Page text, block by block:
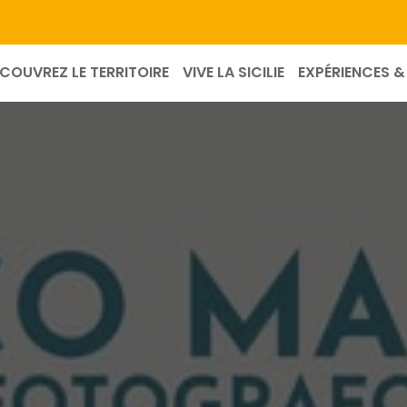
LE TERRITOIRE VIVE LA SICILIE EXPÉRIENCES